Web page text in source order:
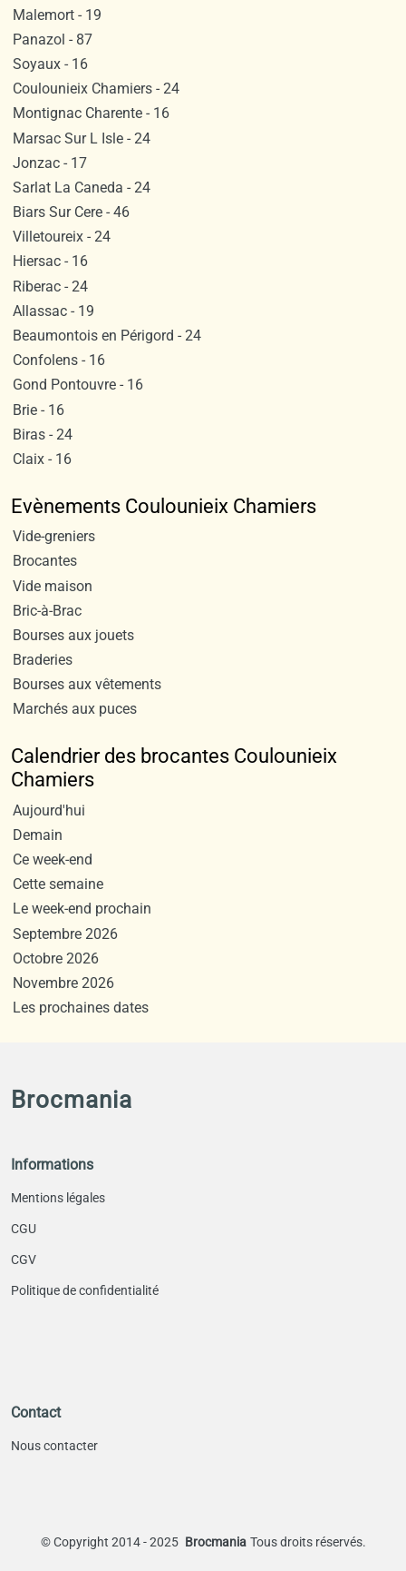
Malemort - 19
Panazol - 87
Soyaux - 16
Coulounieix Chamiers - 24
Montignac Charente - 16
Marsac Sur L Isle - 24
Jonzac - 17
Sarlat La Caneda - 24
Biars Sur Cere - 46
Villetoureix - 24
Hiersac - 16
Riberac - 24
Allassac - 19
Beaumontois en Périgord - 24
Confolens - 16
Gond Pontouvre - 16
Brie - 16
Biras - 24
Claix - 16
Evènements Coulounieix Chamiers
Vide-greniers
Brocantes
Vide maison
Bric-à-Brac
Bourses aux jouets
Braderies
Bourses aux vêtements
Marchés aux puces
Calendrier des brocantes Coulounieix
Chamiers
Aujourd'hui
Demain
Ce week-end
Cette semaine
Le week-end prochain
Septembre 2026
Octobre 2026
Novembre 2026
Les prochaines dates
Brocmania
Informations
Mentions légales
CGU
CGV
Politique de confidentialité
Contact
Nous contacter
©Copyright 2014 - 2025 Brocmania Tous droits réservés.